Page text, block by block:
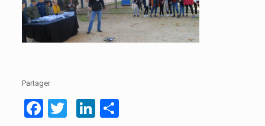
Partager
Facebook
TwitterLinkedIn